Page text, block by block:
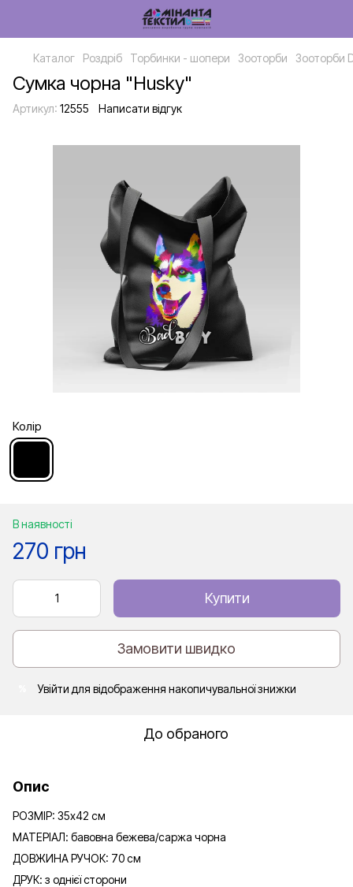
Каталог Роздріб Торбинки - шопери Зооторби Зооторби
Сумка чорна "Husky"
Артикул: 12555 Написати відгук
Колір
В наявності
270 грн
Купити
Замовити швидко
Увійти для відображення накопичувальної знижки
До обраного
Опис
РОЗМІР: 35х42 см
МАТЕРІАЛ: бавовна бежева/саржа чорна
ДОВЖИНА РУЧОК: 70 см
ДРУК: з однієї сторони